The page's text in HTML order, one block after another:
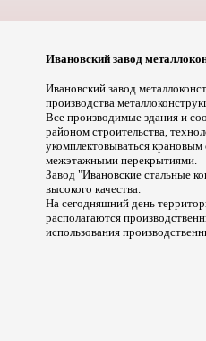
Ивановский завод
Ивановский завод
производства
Все производимые здания и
районом строительства,
укомплектовываться
межэтажными перекрытиями.
Завод "Ивановские стальные
высокого качества.
На сегодняшний день
располагаются
использования